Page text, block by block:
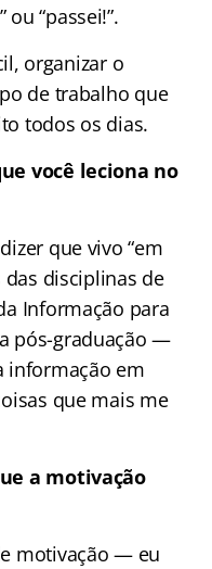
“passei!”.
organizar o
de trabalho que
todos os dias.
você leciona no
que vivo “em
das disciplinas de
Informação para
pós-graduação —
informação em
que mais me
a motivação
motivação — eu